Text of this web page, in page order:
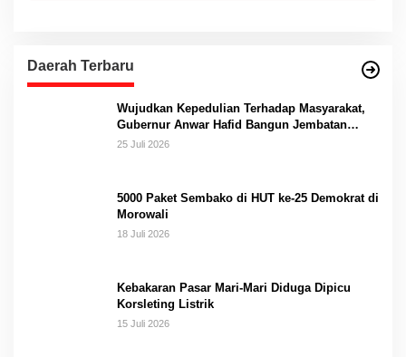
Daerah Terbaru
Wujudkan Kepedulian Terhadap Masyarakat,
Gubernur Anwar Hafid Bangun Jembatan
Gantung Masungkang dengan Dana Pribadi
25 Juli 2026
5000 Paket Sembako di HUT ke-25 Demokrat di
Morowali
18 Juli 2026
Kebakaran Pasar Mari-Mari Diduga Dipicu
Korsleting Listrik
15 Juli 2026